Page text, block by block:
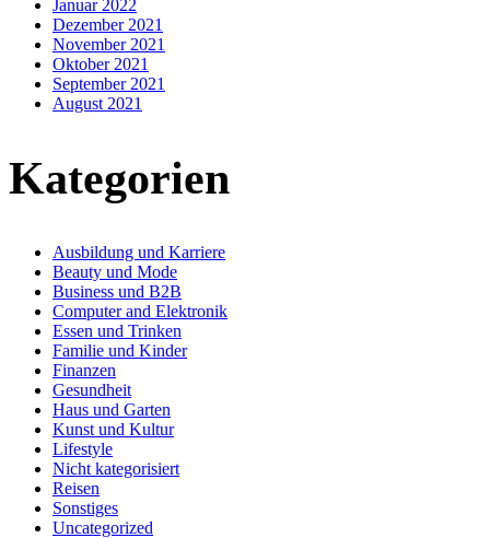
Januar 2022
Dezember 2021
November 2021
Oktober 2021
September 2021
August 2021
Kategorien
Ausbildung und Karriere
Beauty und Mode
Business und B2B
Computer and Elektronik
Essen und Trinken
Familie und Kinder
Finanzen
Gesundheit
Haus und Garten
Kunst und Kultur
Lifestyle
Nicht kategorisiert
Reisen
Sonstiges
Uncategorized